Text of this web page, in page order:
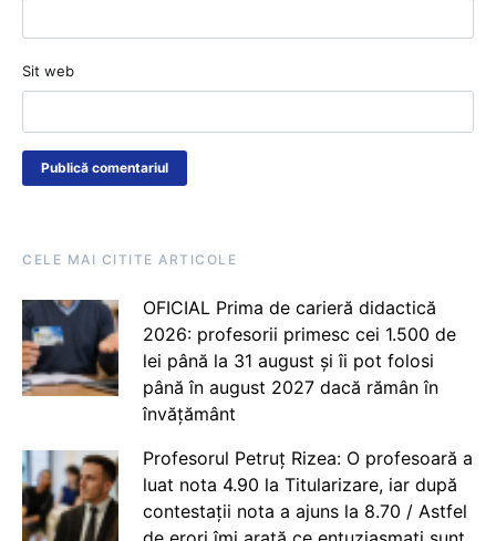
Sit web
CELE MAI CITITE ARTICOLE
OFICIAL Prima de carieră didactică
2026: profesorii primesc cei 1.500 de
lei până la 31 august și îi pot folosi
până în august 2027 dacă rămân în
învățământ
Profesorul Petruț Rizea: O profesoară a
luat nota 4.90 la Titularizare, iar după
contestații nota a ajuns la 8.70 / Astfel